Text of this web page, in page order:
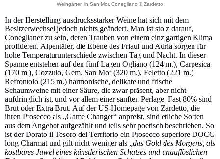
Weingärten in San Mor, Conegliano © Zardetto
In der Herstellung ausdrucksstarker Weine hat sich mit dem
Besitzerwechsel jedoch nichts geändert. Man ist stolz darauf,
Coneglianer zu sein, deren Trauben von einem einzigartigen Klima
profitieren. Alpentäler, die Ebene des Friaul und Adria sorgen für
hohe Temperaturunterschiede zwischen Tag und Nacht. In dieser
Spanne entstehen auf den fünf Lagen Ogliano (124 m.), Carpesica
(170 m.), Cozzulo, Gem. San Mor (320 m.), Feletto (221 m.)
Refrontolo (215 m.) harmonische, delikate und frische
Schaumweine mit einer Säure, die zwar präsent, aber nicht
aufdringlich ist, und vor allem einer sanften Perlage. Fast 80% sind
Brut oder Extra Brut. Auf der US-Homepage von Zardetto, die
ihren Prosecco als „Game Changer“ anpreist, sind etliche Sorten
aus dem Angebot aufgezählt und teils sehr poetisch beschrieben. So
ist der Dorato il Tesoro del Territorio ein Prosecco superiore DOCG
long Charmat und gilt nicht weniger als „das Gold des Morgens, als
kostbares Juwel eines künstlerischen Schatzes und unauflöslichen